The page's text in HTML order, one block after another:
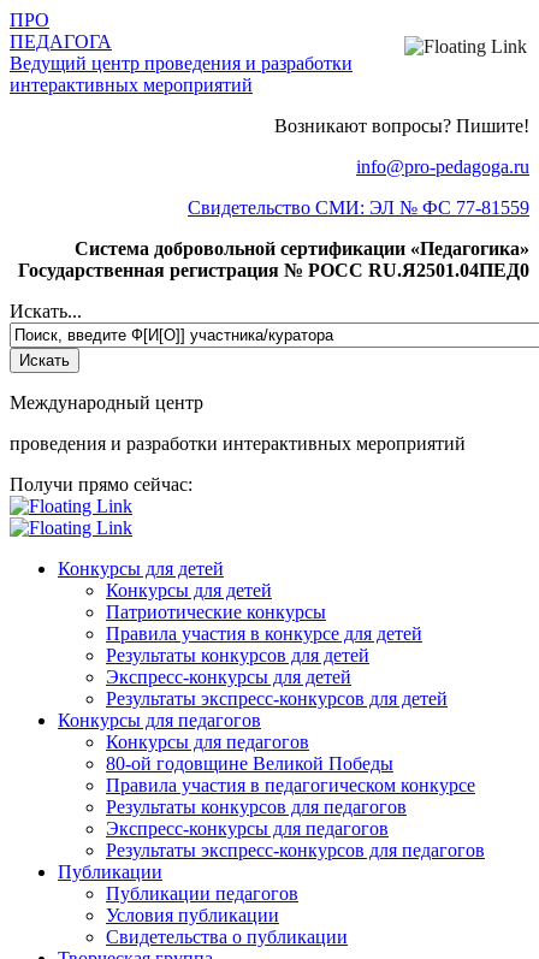
ПРО
ПЕДАГОГА
Ведущий центр проведения и разработки
интерактивных мероприятий
Возникают вопросы? Пишите!
info@pro-pedagoga.ru
Свидетельство СМИ: ЭЛ № ФС 77-81559
Система добровольной сертификации «Педагогика»
Государственная регистрация № РОСС RU.Я2501.04ПЕД0
Искать...
Международный центр
проведения и разработки интерактивных мероприятий
Получи прямо сейчас:
Конкурсы для детей
Конкурсы для детей
Патриотические конкурсы
Правила участия в конкурсе для детей
Результаты конкурсов для детей
Экспресс-конкурсы для детей
Результаты экспресс-конкурсов для детей
Конкурсы для педагогов
Конкурсы для педагогов
80-ой годовщине Великой Победы
Правила участия в педагогическом конкурсе
Результаты конкурсов для педагогов
Экспресс-конкурсы для педагогов
Результаты экспресс-конкурсов для педагогов
Публикации
Публикации педагогов
Условия публикации
Свидетельства о публикации